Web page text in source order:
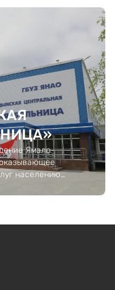
Ямало-
населению